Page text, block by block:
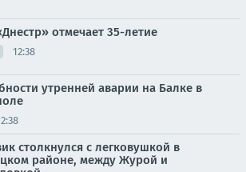
отмечает 35-летие
12:38
утренней аварии на Балке в
столкнулся с легковушкой в
районе, между Журой и